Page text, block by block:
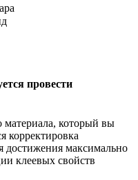
провести
материала, который вы
корректировка
достижения максимально
клеевых свойств